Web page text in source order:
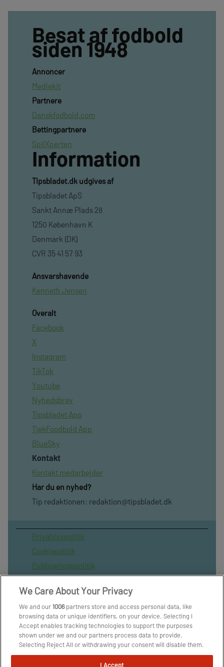
Besat af fodbold
siden 1948
Annoncer
Mediekit
Partnere
Danskfodbold.com
Bettingpartnere
SpilXperten
Information
TIpsbladet.dk udgives af
Tipsbladet ApS
Sankt Annæ Plads 28
1250 København K
Denmark (DK)
CVR 35 41 57 93
Ansvarshavende
Kenneth Jensen
Overalt
Facebook
X
Instagram
TikTok
Youtube
Nyhedsbrev
Tipsbladet App
TjekFoodbold App
BlueSky
Kontakt
Kontakt medarbejder
Har du en nyhed?
Tip redaktionen: redaktion@tipsbladet.dk
Privatilvspolitik
Cookiepolitik
Publiceringspolitik
Spil ansvarligt
Administrer samtykke
Arkiv
Om os
We Care About Your Privacy
We and our1006partners store and access personal data, like
browsing data or unique identifiers, on your device. Selecting I
Accept enables tracking technologies to support the purposes
shown under we and our partners process data to provide.
Selecting Reject All or withdrawing your consent will disable them.
If trackers are disabled, some content and ads you see may not be
as relevant to you. You can resurface this menu to change your
I Accept